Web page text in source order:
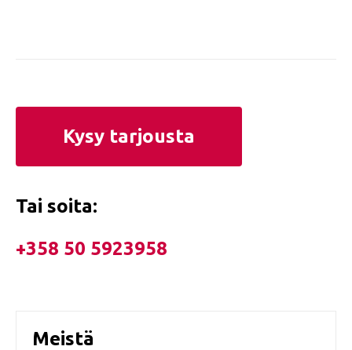
Kysy tarjousta
Tai soita:
+358 50 5923958
Meistä